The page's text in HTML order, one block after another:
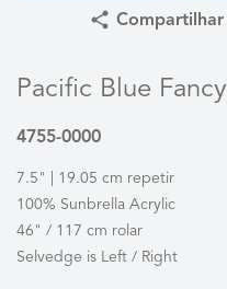
Compartilhar
Pacific Blue Fancy
4755-0000
7.5" | 19.05 cm repetir
100% Sunbrella Acrylic
46" / 117 cm rolar
Selvedge is Left / Right